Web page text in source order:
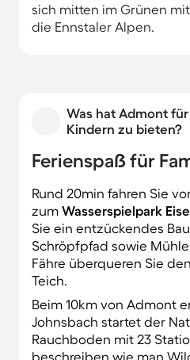
sich mitten im Grünen
die Ennstaler Alpen.
Was hat Admont
Kindern zu bieten?
Ferienspaß für
Rund 20min fahren Sie
zum Wasserspielpark
Sie ein entzückendes
Schröpfpfad sowie
Fähre überqueren Sie
Teich.
Beim 10km von Admont
Johnsbach startet der
Rauchboden mit 23
beschreiben wie man